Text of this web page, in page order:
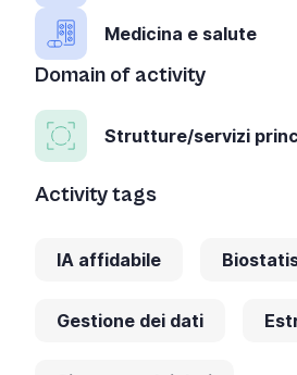
Medicina e salute
Domain of activity
Strutture/servizi
Activity tags
IA affidabile
Gestione dei dati